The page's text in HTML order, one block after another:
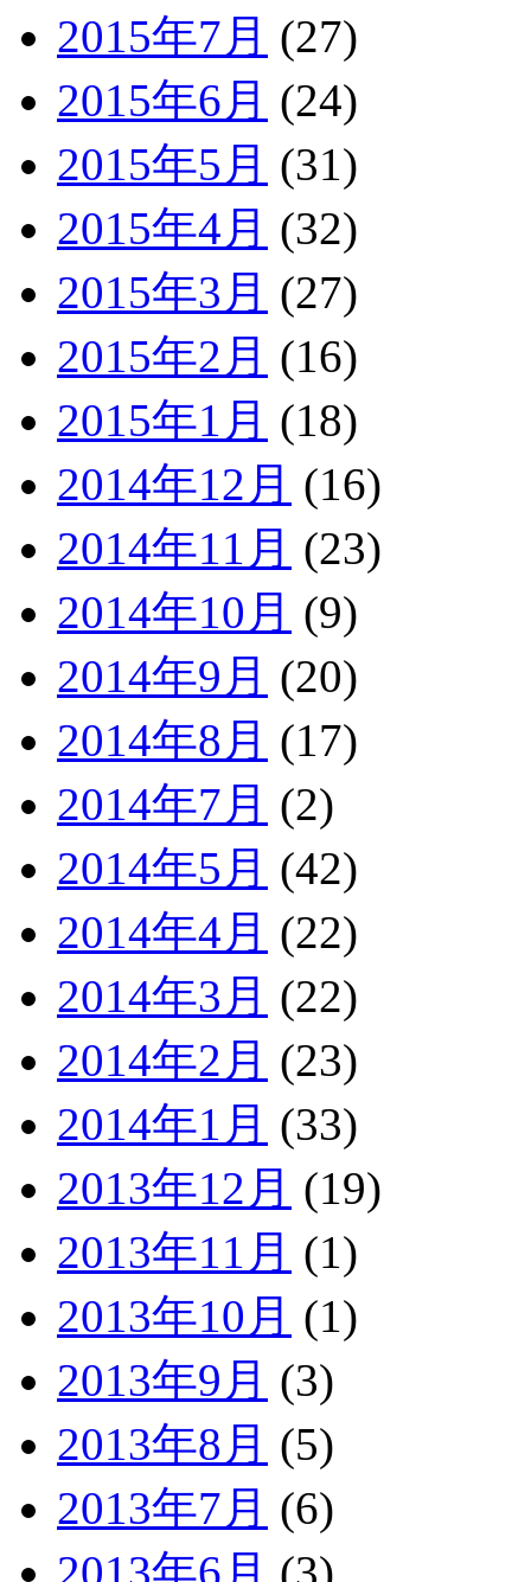
2015年7月 (27)
2015年6月 (24)
2015年5月 (31)
2015年4月 (32)
2015年3月 (27)
2015年2月 (16)
2015年1月 (18)
2014年12月 (16)
2014年11月 (23)
2014年10月 (9)
2014年9月 (20)
2014年8月 (17)
2014年7月 (2)
2014年5月 (42)
2014年4月 (22)
2014年3月 (22)
2014年2月 (23)
2014年1月 (33)
2013年12月 (19)
2013年11月 (1)
2013年10月 (1)
2013年9月 (3)
2013年8月 (5)
2013年7月 (6)